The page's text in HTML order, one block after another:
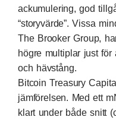
ackumulering, god
“storyvärde”. Vissa
The Brooker Group,
högre multiplar just
och hävstång.
Bitcoin Treasury
jämförelsen. Med ett
klart under både snitt